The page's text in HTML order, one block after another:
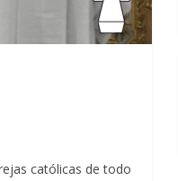
católicas de todo